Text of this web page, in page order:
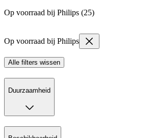
Op voorraad bij Philips (25)
Op voorraad bij Philips
Alle filters wissen
Duurzaamheid